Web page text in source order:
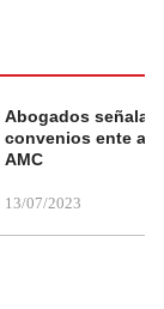
Abogados
convenios ente
AMC
13/07/2023